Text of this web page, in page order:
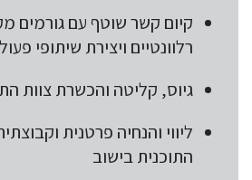
קיום קשר שוטף עם גורמים
רלוונטיים ויצירת שיתופי
גיוס, קליטה והכשרת צוות
ליווי והנחיה פרטנית
התוכנית בישוב